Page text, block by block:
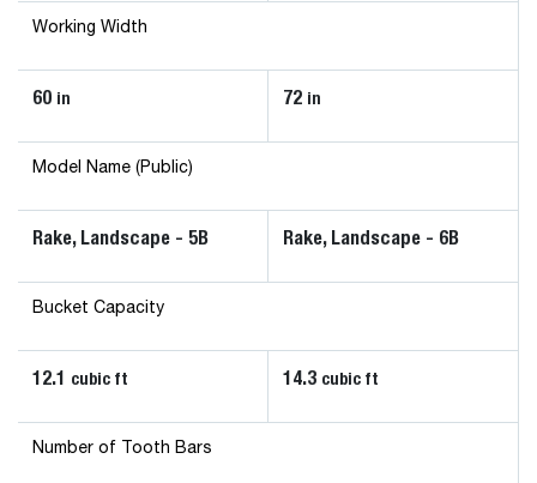
Working Width
60 in 72 in
Model Name (Public)
Rake, Landscape - 5B Rake, Landscape - 6B
Bucket Capacity
12.1 cubic ft 14.3 cubic ft
Number of Tooth Bars